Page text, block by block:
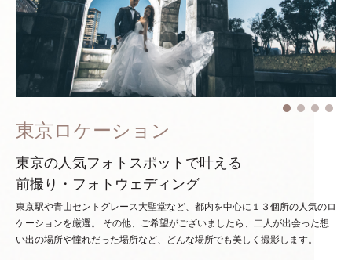
東京ロケーション
東京の人気フォトスポットで叶える
前撮り・フォトウェディング
東京駅や青山セントグレース大聖堂など、都内を中心に１３個所の人気のロ
ケーションを厳選。 その他、ご希望がございましたら、二人が出会った想
い出の場所や憧れだった場所など、どんな場所でも美しく撮影します。